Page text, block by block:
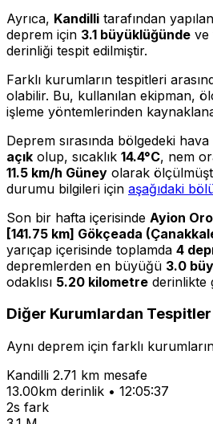
Ayrıca, Kandilli tarafından
deprem için 3.1 büyüklüğünde ve
derinliği tespit edilmiştir.
Farklı kurumların tespitleri
olabilir. Bu, kullanılan ekipman,
işleme yöntemlerinden
Deprem sırasında bölgedeki
açık olup, sıcaklık 14.4°C, nem
11.5 km/h Güney olarak
durumu bilgileri için aşağıdaki
Son bir hafta içerisinde Ayion
[141.75 km] Gökçeada
yarıçap içerisinde toplamda 4
depremlerden en büyüğü 3.0
odaklısı 5.20 kilometre derinlikte
Diğer Kurumlardan Tespitler
Aynı deprem için farklı
Kandilli 2.71 km mesafe
13.00km derinlik • 12:05:37
2s fark